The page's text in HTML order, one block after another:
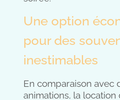
Une option
pour des
inestimables
En comparaison avec
animations, la location